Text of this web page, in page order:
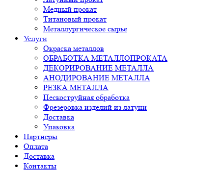
Медный прокат
Титановый прокат
Металлургическое сырье
Услуги
Окраска металлов
ОБРАБОТКА МЕТАЛЛОПРОКАТА
ДЕКОРИРОВАНИЕ МЕТАЛЛА
АНОДИРОВАНИЕ МЕТАЛЛА
РЕЗКА МЕТАЛЛА
Пескоструйная обработка
Фрезеровка изделий из латуни
Доставка
Упаковка
Партнеры
Оплата
Доставка
Контакты